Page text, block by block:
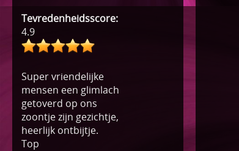
Tevredenheidsscore:
4.9
Super vriendelijke
mensen een glimlach
getoverd op ons
zoontje zijn gezichtje,
heerlijk ontbijtje.
Top